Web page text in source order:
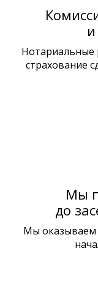
Нотариальные
страхование
Мы
до
Мы оказываем